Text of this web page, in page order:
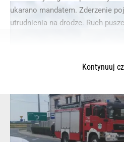
ukarano mandatem. Zderzenie
utrudnienia na drodze. Ruch
Kontynuuj